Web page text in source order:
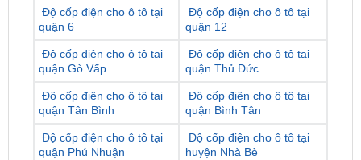
Độ cốp điện cho ô tô tại
quận Gò Vấp
Độ cốp điện cho ô tô tại
quận Thủ Đức
Độ cốp điện cho ô tô tại
quận Tân Bình
Độ cốp điện cho ô tô tại
quận Bình Tân
Độ cốp điện cho ô tô tại
quận Phú Nhuận
Độ cốp điện cho ô tô tại
huyện Nhà Bè
Độ cốp điện cho ô tô tại
quận Bình Thạnh
Độ cốp điện cho ô tô tại
huyện Hóc Môn